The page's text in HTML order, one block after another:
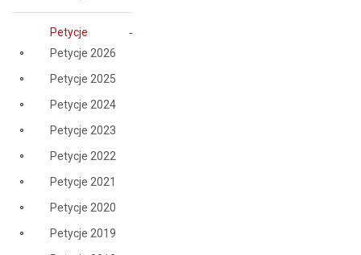
Petycje
Petycje 2026
Petycje 2025
Petycje 2024
Petycje 2023
Petycje 2022
Petycje 2021
Petycje 2020
Petycje 2019